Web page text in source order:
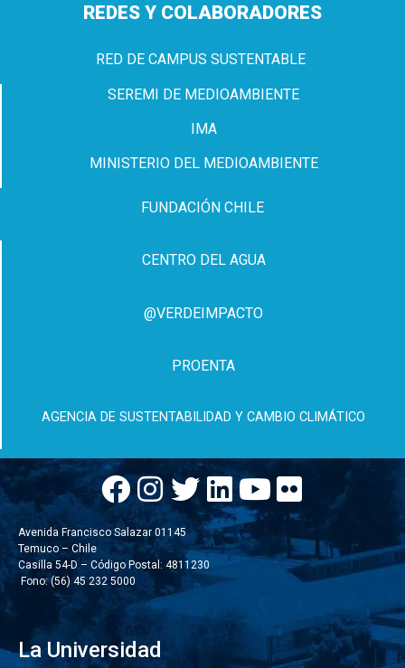
REDES Y COLABORADORES
RED DE CAMPUS SUSTENTABLE
SEREMI DE MEDIOAMBIENTE
IMA
MINISTERIO DEL MEDIOAMBIENTE
FUNDACIÓN CHILE
CENTRO DEL AGUA
@VERDEIMPACTO
PROENTA
AGENCIA DE SUSTENTABILIDAD Y CAMBIO CLIMÁTICO
Avenida Francisco Salazar 01145
Temuco – Chile
Casilla 54-D – Código Postal: 4811230
Fono: (56) 45 232 5000
La Universidad